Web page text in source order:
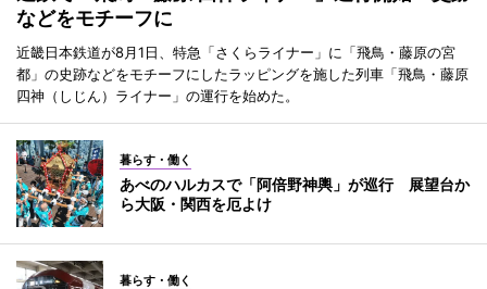
などをモチーフに
近畿日本鉄道が8月1日、特急「さくらライナー」に「飛鳥・藤原の宮
都」の史跡などをモチーフにしたラッピングを施した列車「飛鳥・藤原
四神（しじん）ライナー」の運行を始めた。
暮らす・働く
あべのハルカスで「阿倍野神輿」が巡行 展望台か
ら大阪・関西を厄よけ
暮らす・働く